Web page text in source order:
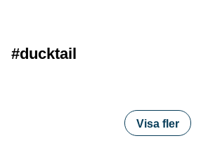
#ducktail
Visa fler